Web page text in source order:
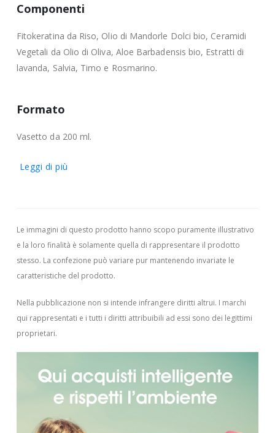
Componenti
Fitokeratina da Riso, Olio di Mandorle Dolci bio, Ceramidi
Vegetali da Olio di Oliva, Aloe Barbadensis bio, Estratti di
lavanda, Salvia, Timo e Rosmarino.
Formato
Vasetto da 200 ml.
Leggi di più
Le immagini di questo prodotto hanno scopo puramente illustrativo
e la loro finalità è solamente quella di rappresentare il prodotto
stesso. La confezione può variare pur mantenendo invariate le
caratteristiche del prodotto.
Nella pubblicazione non si intende infrangere diritti altrui. I marchi
qui rappresentati e i tutti i diritti attribuibili ad essi sono dei legittimi
proprietari.